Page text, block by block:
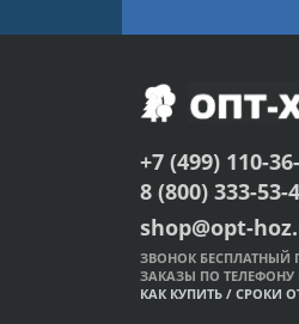
+7 (499) 110-
8 (800) 333-53-
shop@opt-
ЗВОНОК БЕСПЛАТНЫЙ
ЗАКАЗЫ ПО
КАК КУПИТЬ / СРОКИ